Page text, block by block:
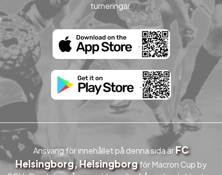
turneringar.
Ansvarig för innehållet på denna sida ärFC
Helsingborg, Helsingborgför Macron Cup by